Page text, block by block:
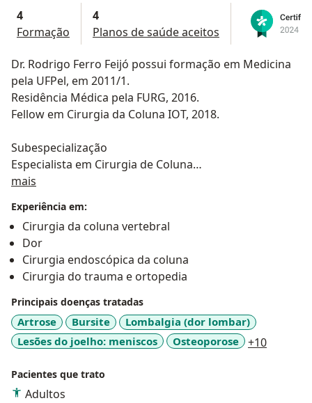
4
Formação
4
Planos de saúde aceitos
Dr. Rodrigo Ferro Feijó possui formação em Medicina
pela UFPel, em 2011/1.
Residência Médica pela FURG, 2016.
Fellow em Cirurgia da Coluna IOT, 2018.
Subespecialização
Especialista em Cirurgia de Coluna
Membro Titular da Sociedade
Sociedade Brasileira de Ortopedia e Traumatologia
(SBOT)
AO Society Member
AO Spine Member
Membro efetivo da Sociedade Brasileira de Coluna
(SBC)
Especialista em Traumatologia e Ortopedia
mais
Experiência em:
Cirurgia da coluna vertebral
Dor
Cirurgia endoscópica da coluna
Cirurgia do trauma e ortopedia
Principais doenças tratadas
Artrose Bursite
Lombalgia (dor lombar)
Lesões do joelho: meniscos
Osteoporose +10
Pacientes que trato
Adultos